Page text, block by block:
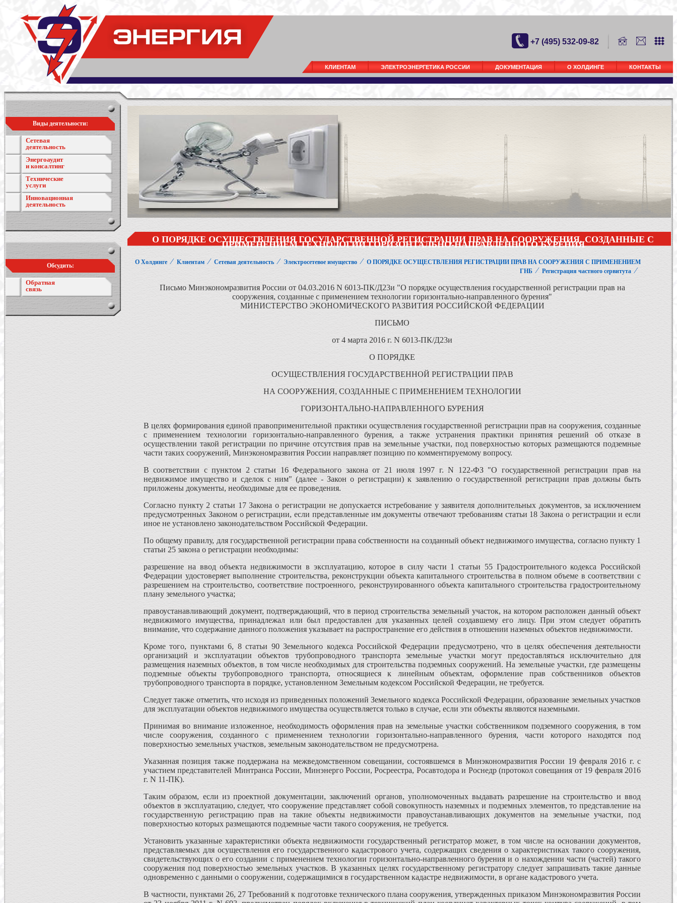
+7 (495) 532-09-82
КЛИЕНТАМ ЭЛЕКТРОЭНЕРГЕТИКА РОССИИ ДОКУМЕНТАЦИЯ О ХОЛДИНГЕ КОНТАКТЫ
Виды деятельности:
Сетевая
деятельность
Энергоаудит
и консалтинг
Технические
услуги
Инновационная
деятельность
Обсудить:
Обратная
связь
О ПОРЯДКЕ ОСУЩЕСТВЛЕНИЯ ГОСУДАРСТВЕННОЙ РЕГИСТРАЦИИ ПРАВ НА СООРУЖЕНИЯ, СОЗДАННЫЕ С
ПРИМЕНЕНИЕМ ТЕХНОЛОГИИ ГОРИЗОНТАЛЬНО-НАПРАВЛЕННОГО БУРЕНИЯ
О Холдинге ⁄ Клиентам ⁄ Сетевая деятельность ⁄ Электросетевое имущество ⁄ О ПОРЯДКЕ ОСУЩЕСТВЛЕНИЯ РЕГИСТРАЦИИ ПРАВ НА СООРУЖЕНИЯ С ПРИМЕНЕНИЕМ
ГНБ ⁄ Регистрация частного сервитута ⁄
Письмо Минэкономразвития России от 04.03.2016 N 6013-ПК/Д23и "О порядке осуществления государственной регистрации прав на
сооружения, созданные с применением технологии горизонтально-направленного бурения"
МИНИСТЕРСТВО ЭКОНОМИЧЕСКОГО РАЗВИТИЯ РОССИЙСКОЙ ФЕДЕРАЦИИ
ПИСЬМО
от 4 марта 2016 г. N 6013-ПК/Д23и
О ПОРЯДКЕ
ОСУЩЕСТВЛЕНИЯ ГОСУДАРСТВЕННОЙ РЕГИСТРАЦИИ ПРАВ
НА СООРУЖЕНИЯ, СОЗДАННЫЕ С ПРИМЕНЕНИЕМ ТЕХНОЛОГИИ
ГОРИЗОНТАЛЬНО-НАПРАВЛЕННОГО БУРЕНИЯ
В целях формирования единой правоприменительной практики осуществления государственной регистрации прав на сооружения, созданные
с применением технологии горизонтально-направленного бурения, а также устранения практики принятия решений об отказе в
осуществлении такой регистрации по причине отсутствия прав на земельные участки, под поверхностью которых размещаются подземные
части таких сооружений, Минэкономразвития России направляет позицию по комментируемому вопросу.
В соответствии с пунктом 2 статьи 16 Федерального закона от 21 июля 1997 г. N 122-ФЗ "О государственной регистрации прав на
недвижимое имущество и сделок с ним" (далее - Закон о регистрации) к заявлению о государственной регистрации прав должны быть
приложены документы, необходимые для ее проведения.
Согласно пункту 2 статьи 17 Закона о регистрации не допускается истребование у заявителя дополнительных документов, за исключением
предусмотренных Законом о регистрации, если представленные им документы отвечают требованиям статьи 18 Закона о регистрации и если
иное не установлено законодательством Российской Федерации.
По общему правилу, для государственной регистрации права собственности на созданный объект недвижимого имущества, согласно пункту 1
статьи 25 закона о регистрации необходимы:
разрешение на ввод объекта недвижимости в эксплуатацию, которое в силу части 1 статьи 55 Градостроительного кодекса Российской
Федерации удостоверяет выполнение строительства, реконструкции объекта капитального строительства в полном объеме в соответствии с
разрешением на строительство, соответствие построенного, реконструированного объекта капитального строительства градостроительному
плану земельного участка;
правоустанавливающий документ, подтверждающий, что в период строительства земельный участок, на котором расположен данный объект
недвижимого имущества, принадлежал или был предоставлен для указанных целей создавшему его лицу. При этом следует обратить
внимание, что содержание данного положения указывает на распространение его действия в отношении наземных объектов недвижимости.
Кроме того, пунктами 6, 8 статьи 90 Земельного кодекса Российской Федерации предусмотрено, что в целях обеспечения деятельности
организаций и эксплуатации объектов трубопроводного транспорта земельные участки могут предоставляться исключительно для
размещения наземных объектов, в том числе необходимых для строительства подземных сооружений. На земельные участки, где размещены
подземные объекты трубопроводного транспорта, относящиеся к линейным объектам, оформление прав собственников объектов
трубопроводного транспорта в порядке, установленном Земельным кодексом Российской Федерации, не требуется.
Следует также отметить, что исходя из приведенных положений Земельного кодекса Российской Федерации, образование земельных участков
для эксплуатации объектов недвижимого имущества осуществляется только в случае, если эти объекты являются наземными.
Принимая во внимание изложенное, необходимость оформления прав на земельные участки собственником подземного сооружения, в том
числе сооружения, созданного с применением технологии горизонтально-направленного бурения, части которого находятся под
поверхностью земельных участков, земельным законодательством не предусмотрена.
Указанная позиция также поддержана на межведомственном совещании, состоявшемся в Минэкономразвития России 19 февраля 2016 г. с
участием представителей Минтранса России, Минэнерго России, Росреестра, Росавтодора и Роснедр (протокол совещания от 19 февраля 2016
г. N 11-ПК).
Таким образом, если из проектной документации, заключений органов, уполномоченных выдавать разрешение на строительство и ввод
объектов в эксплуатацию, следует, что сооружение представляет собой совокупность наземных и подземных элементов, то представление на
государственную регистрацию прав на такие объекты недвижимости правоустанавливающих документов на земельные участки, под
поверхностью которых размещаются подземные части такого сооружения, не требуется.
Установить указанные характеристики объекта недвижимости государственный регистратор может, в том числе на основании документов,
представляемых для осуществления его государственного кадастрового учета, содержащих сведения о характеристиках такого сооружения,
свидетельствующих о его создании с применением технологии горизонтально-направленного бурения и о нахождении части (частей) такого
сооружения под поверхностью земельных участков. В указанных целях государственному регистратору следует запрашивать такие данные
одновременно с данными о сооружении, содержащимися в государственном кадастре недвижимости, в органе кадастрового учета.
В частности, пунктами 26, 27 Требований к подготовке технического плана сооружения, утвержденных приказом Минэкономразвития России